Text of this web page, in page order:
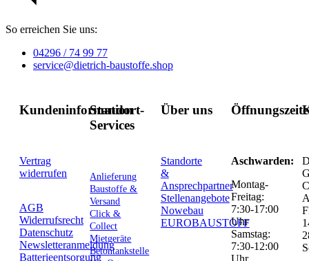
So erreichen Sie uns:
04296 / 74 99 77
service@dietrich-baustoffe.shop
Kundeninformation
Vertrag
widerrufen
AGB
Widerrufsrecht
Datenschutz
Newsletteranmeldung
Batterieentsorgung
Standort-
Services
Anlieferung
Baustoffe &
Versand
Click &
Collect
Mietgeräte
Betontankstelle
Über uns
Standorte
&
Ansprechpartner
Stellenangebote
Nowebau
EUROBAUSTOFF
Aschwarden:
Montag-
Freitag:
7:30-17:00
Uhr
Samstag:
7:30-12:00